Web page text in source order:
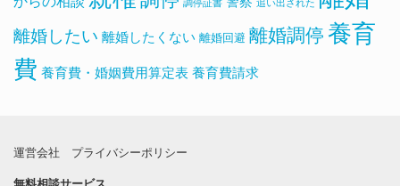
調停証書 追い出された
離婚したい 離婚したくない 離婚回避 離婚調停 養育
費 養育費・婚姻費用算定表 養育費請求
運営会社 プライバシーポリシー